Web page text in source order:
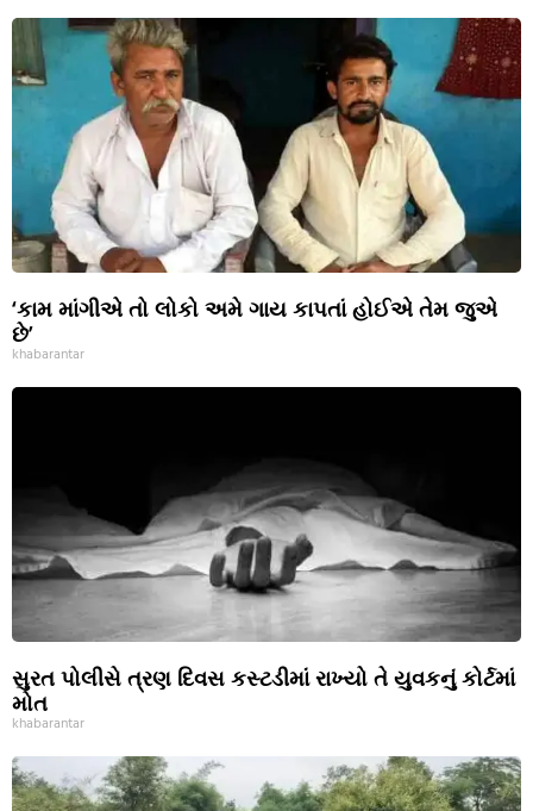
‘કામ માંગીએ તો લોકો અમે ગાય કાપતાં હોઈએ તેમ જુએ
છે’
khabarantar
સુરત પોલીસે ત્રણ દિવસ કસ્ટડીમાં રાખ્યો તે યુવકનું કોર્ટમાં
મોત
khabarantar